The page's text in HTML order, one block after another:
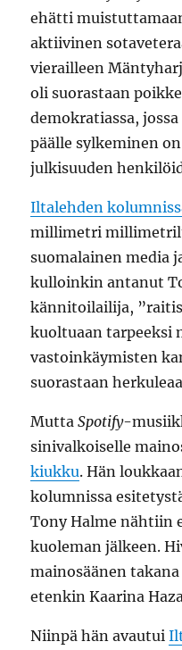
ehätti
aktiivinen
vierailleen
oli suorastaan
demokratiassa,
päälle sylkeminen
julkisuuden
Iltalehden
millimetri
suomalainen media
kulloinkin antanut
kännitoilailija,
kuoltuaan tarpeeksi
vastoinkäymisten
suorastaan
MuttaSpotify-
sinivalkoiselle
kiukku. Hän
kolumnissa
Tony Halme nähtiin
kuoleman jälkeen.
mainosäänen
etenkin Kaarina
Niinpä hän avautui